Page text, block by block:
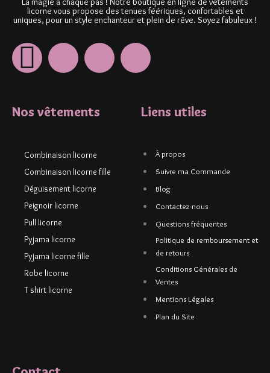
licorne vous propose des tenues féériques, confortables et
uniques, pour un style enchanteur et plein de rêve. Soyez fabuleux !
Nos vêtements
Combinaison licorne
Combinaison licorne fille
Déguisement licorne
Peignoir licorne
Pull licorne
Pyjama licorne
Pyjama licorne fille
Robe licorne
T shirt licorne
Liens utiles
À propos
Suivre ma Commande
Blog
Contactez-nous
Questions fréquentes
Politique de remboursement et
de retours
Conditions Générales de
Ventes
Mentions Légales
Plan du Site